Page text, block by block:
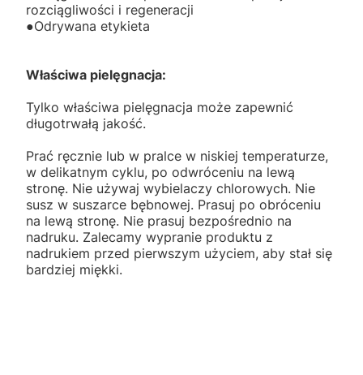
rozciągliwości i regeneracji
●Odrywana etykieta
Właściwa pielęgnacja:
Tylko właściwa pielęgnacja może zapewnić
długotrwałą jakość.
Prać ręcznie lub w pralce w niskiej temperaturze,
w delikatnym cyklu, po odwróceniu na lewą
stronę. Nie używaj wybielaczy chlorowych. Nie
susz w suszarce bębnowej. Prasuj po obróceniu
na lewą stronę. Nie prasuj bezpośrednio na
nadruku. Zalecamy wypranie produktu z
nadrukiem przed pierwszym użyciem, aby stał się
bardziej miękki.